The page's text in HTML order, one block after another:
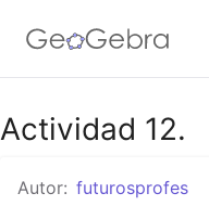
Google Classroom
GeoGebra Classroom
Actividad 12.
Autor: futurosprofes